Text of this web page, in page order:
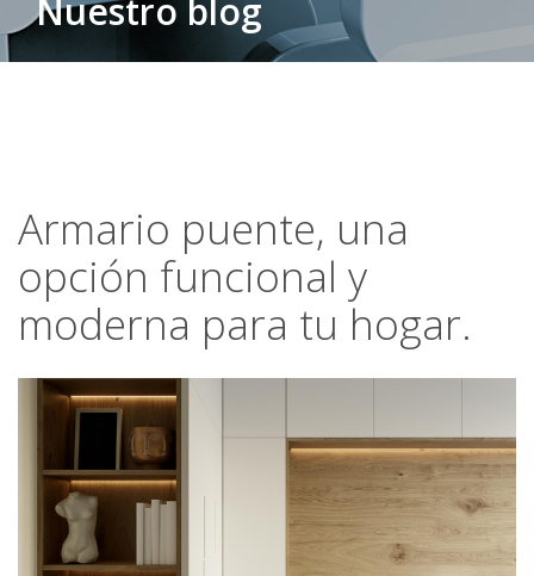
Nuestro blog
Armario puente, una
opción funcional y
moderna para tu hogar.